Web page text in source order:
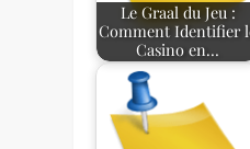
Le Graal du Jeu :
Comment Identifier
Casino en…